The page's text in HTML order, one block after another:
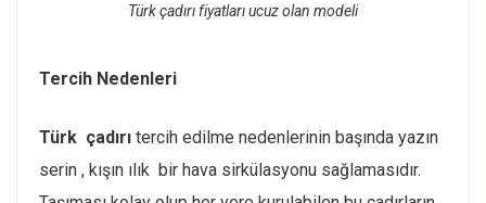
Türk çadırı fiyatları ucuz olan modeli
Tercih Nedenleri
Türk çadırı tercih edilme nedenlerinin başında yazın
serin , kışın ılık bir hava sirkülasyonu sağlamasıdır.